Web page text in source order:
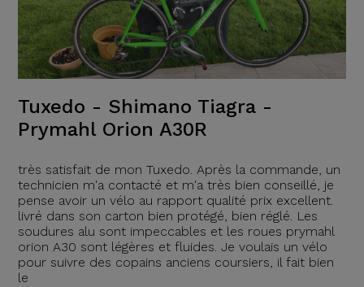
Tuxedo - Shimano Tiagra -
Prymahl Orion A30R
très satisfait de mon Tuxedo. Après la commande, un
technicien m'a contacté et m'a très bien conseillé, je
pense avoir un vélo au rapport qualité prix excellent.
livré dans son carton bien protégé, bien réglé. Les
soudures alu sont impeccables et les roues prymahl
orion A30 sont légères et fluides. Je voulais un vélo
pour suivre des copains anciens coursiers, il fait bien
le